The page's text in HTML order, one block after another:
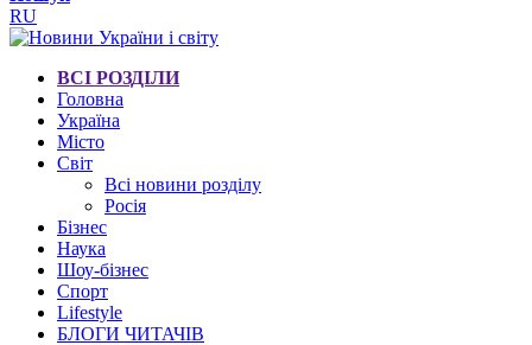
RU
ВСІ РОЗДІЛИ
Головна
Україна
Місто
Світ
Всі новини розділу
Росія
Бізнес
Наука
Шоу-бізнес
Спорт
Lifestyle
БЛОГИ ЧИТАЧІВ